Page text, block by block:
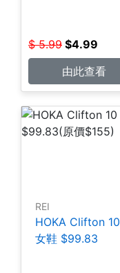
$ 5.99 $4.99
由此查看
REI
HOKA Clifton 10
女鞋 $99.83